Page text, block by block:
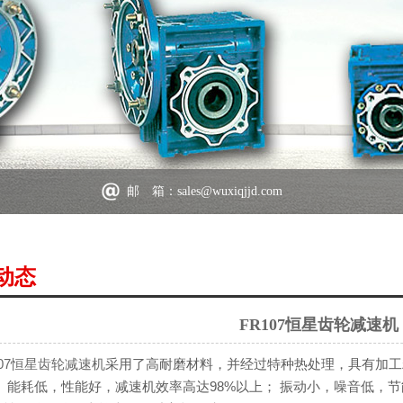
邮 箱：sales@wuxiqjjd.com
态
FR107恒星齿轮减速机
恒星齿轮减速机采用了高耐磨材料，并经过特种热处理，具有加
能耗低，性能好，减速机效率高达98%以上； 振动小，噪音低，